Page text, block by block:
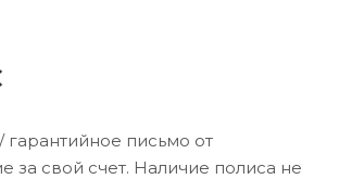
письмо от
за свой счет. Наличие полиса не